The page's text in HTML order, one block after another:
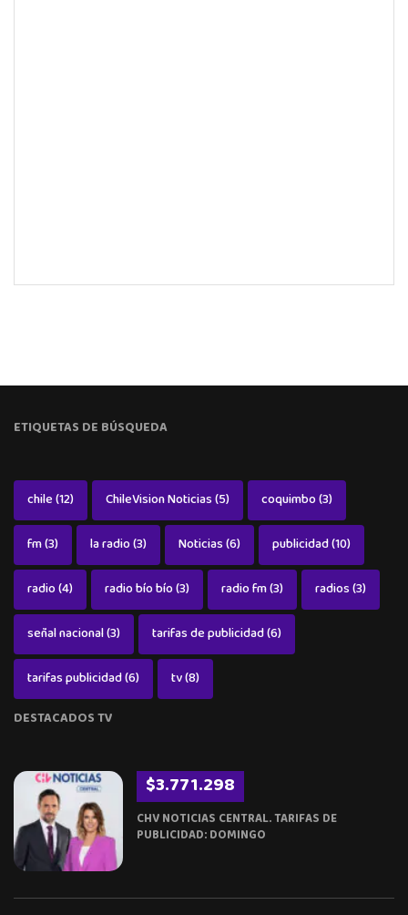
ETIQUETAS DE BÚSQUEDA
chile(12) ChileVision Noticias(5) coquimbo(3)
fm(3) la radio(3) Noticias(6) publicidad(10)
radio(4) radio bío bío(3) radio fm(3) radios(3)
señal nacional(3) tarifas de publicidad(6)
tarifas publicidad(6) tv(8)
DESTACADOS TV
$3.771.298
CHV NOTICIAS CENTRAL. TARIFAS DE
PUBLICIDAD: DOMINGO